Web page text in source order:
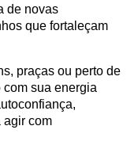
de novas
que fortaleçam
praças ou perto de
sua energia
agir com